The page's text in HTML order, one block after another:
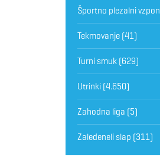
Športno plezalni vzpon
Tekmovanje(41)
Turni smuk(629)
Utrinki(4.650)
Zahodna liga (5)
Zaledeneli slap (311)